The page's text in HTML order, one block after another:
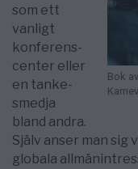
Bok
som ett
vanligt
konferens­
center eller
en tanke­
smedja
bland andra.
Själv anser man
glo­bala